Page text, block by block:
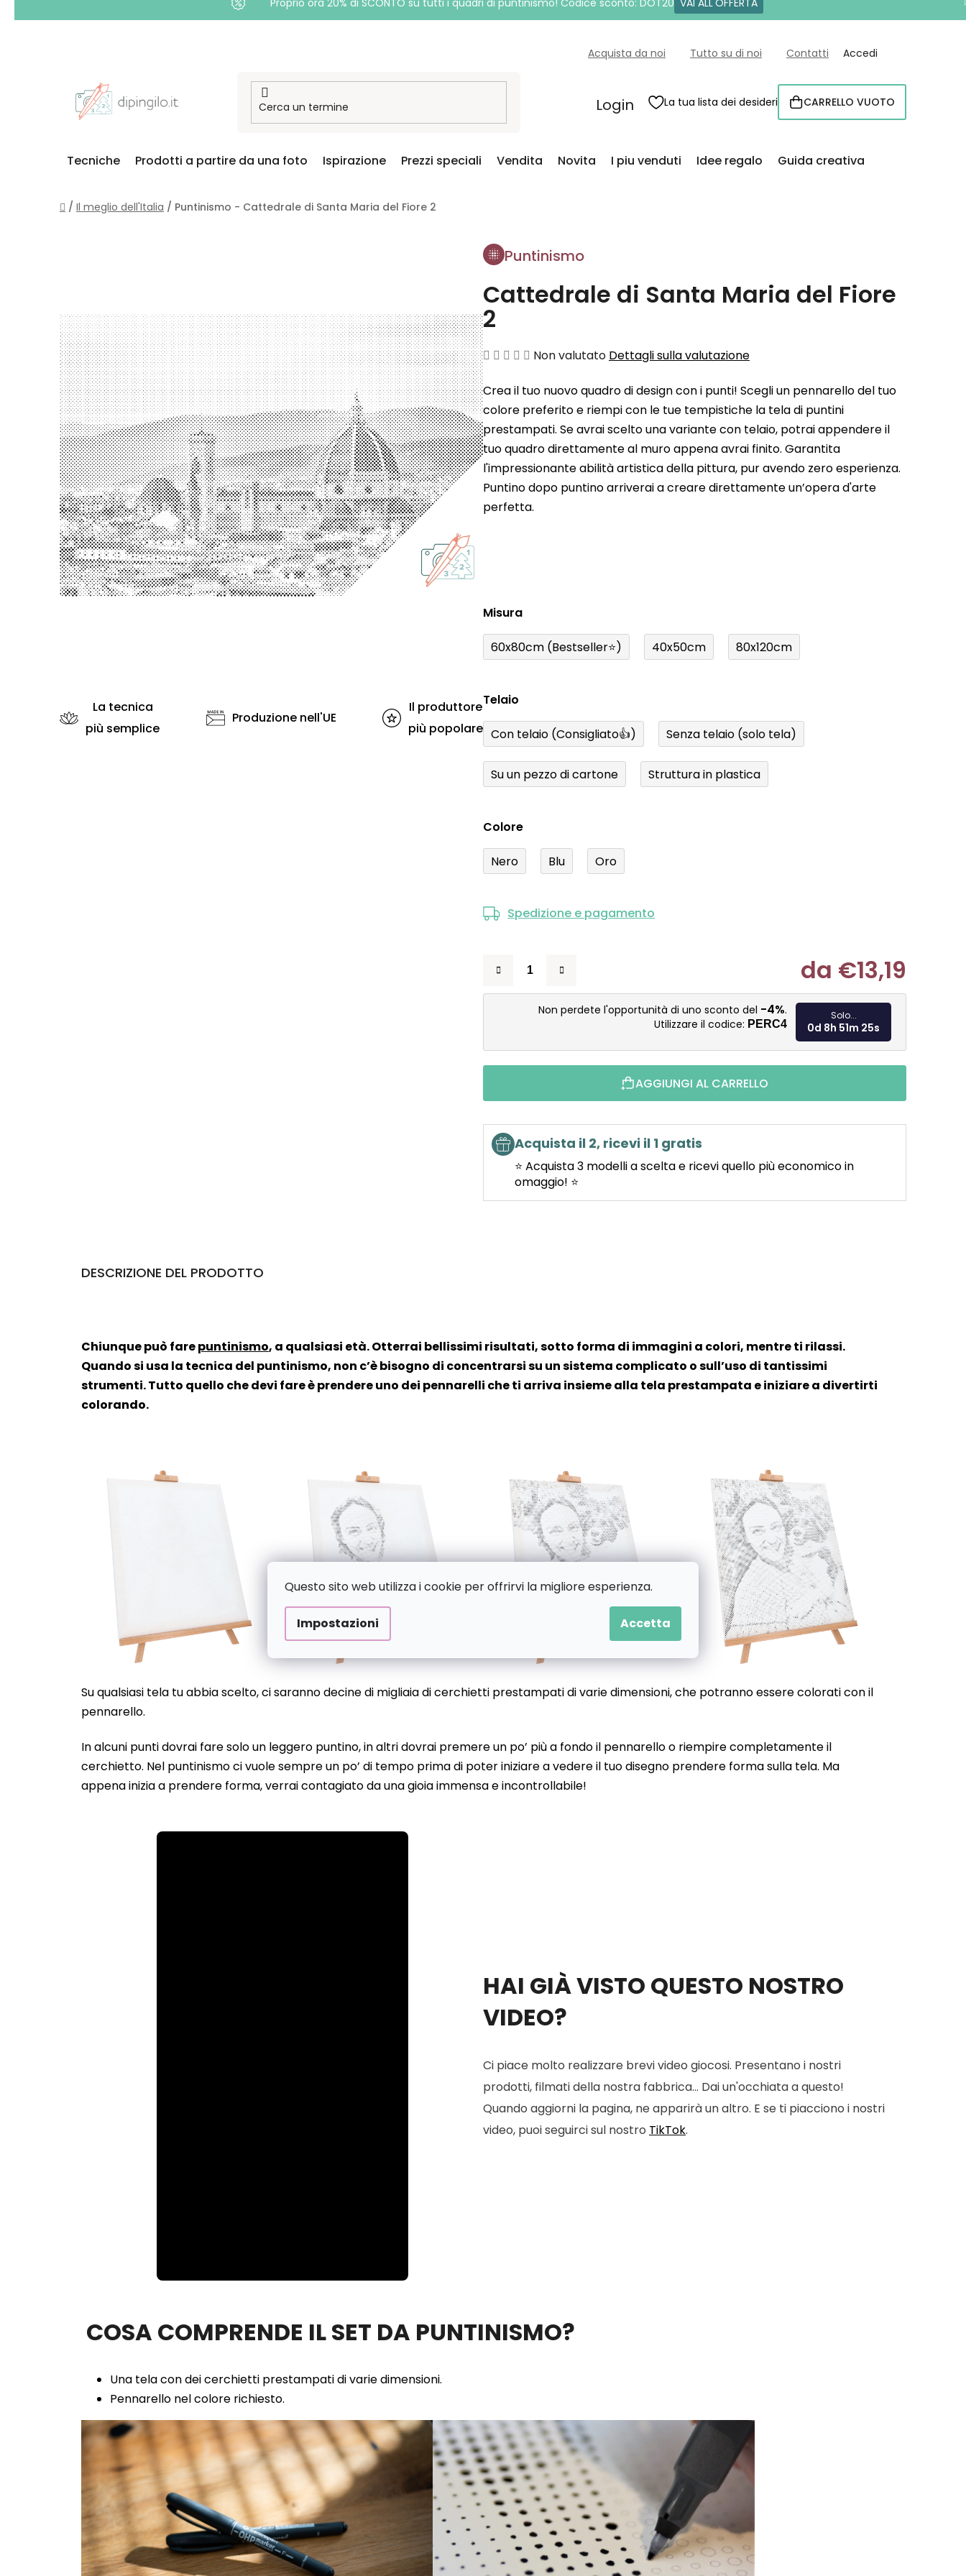
Questo sito web utilizza i cookie per offrirvi la migliore esperienza.
Impostazioni Accetta
Proprio ora 20% di SCONTO su tutti i quadri di puntinismo! Codice sconto: DOT20 VAI ALL'OFFERTA
Acquista da noi Tutto su di noi Contatti Accedi
Login La tua lista dei desideri CARRELLO
CARRELLO VUOTO
Tecniche Prodotti a partire da una foto Ispirazione Prezzi speciali Vendita Novita I piu venduti Idee regalo Guida creativa
Casa
/ Il meglio dell'Italia / Puntinismo - Cattedrale di Santa Maria del Fiore 2
Puntinismo
Cattedrale di Santa Maria del Fiore
2
La
media
del
prodotto
è
0,0
su
5
Non valutato Dettagli sulla valutazione
Crea il tuo nuovo quadro di design con i punti! Scegli un pennarello del tuo
colore preferito e riempi con le tue tempistiche la tela di puntini
prestampati. Se avrai scelto una variante con telaio, potrai appendere il
tuo quadro direttamente al muro appena avrai finito. Garantita
l'impressionante abilità artistica della pittura, pur avendo zero esperienza.
Puntino dopo puntino arriverai a creare direttamente un’opera d'arte
perfetta.
Misura
60x80cm (Bestseller⭐) 40x50cm 80x120cm
Telaio
Con telaio (Consigliato👍) Senza telaio (solo tela)
Su un pezzo di cartone Struttura in plastica
Colore
Nero Blu Oro
Spedizione e pagamento
da €13,19
Misura
Non perdete l'opportunità di uno sconto del -4%.
Utilizzare il codice: PERC4
Solo...
0d 8h 51m 23s
AGGIUNGI AL CARRELLO
Acquista il 2, ricevi il 1 gratis
⭐ Acquista 3 modelli a scelta e ricevi quello più economico in
omaggio! ⭐
La tecnica
più semplice
Produzione nell'UE
Il produttore
più popolare
DESCRIZIONE DEL PRODOTTO
Chiunque può farepuntinismo, a qualsiasi età. Otterrai bellissimi risultati, sotto forma di immagini a colori, mentre ti rilassi.
Quando si usa la tecnica del puntinismo, non c’è bisogno di concentrarsi su un sistema complicato o sull’uso di tantissimi
strumenti. Tutto quello che devi fare è prendere uno dei pennarelli che ti arriva insieme alla tela prestampata e iniziare a divertirti
colorando.
Su qualsiasi tela tu abbia scelto, ci saranno decine di migliaia di cerchietti prestampati di varie dimensioni, che potranno essere colorati con il
pennarello.
In alcuni punti dovrai fare solo un leggero puntino, in altri dovrai premere un po’ più a fondo il pennarello o riempire completamente il
cerchietto. Nel puntinismo ci vuole sempre un po’ di tempo prima di poter iniziare a vedere il tuo disegno prendere forma sulla tela. Ma
appena inizia a prendere forma, verrai contagiato da una gioia immensa e incontrollabile!
100.00%
HAI GIÀ VISTO QUESTO NOSTRO
VIDEO?
Ci piace molto realizzare brevi video giocosi. Presentano i nostri
prodotti, filmati della nostra fabbrica... Dai un'occhiata a questo!
Quando aggiorni la pagina, ne apparirà un altro. E se ti piacciono i nostri
video, puoi seguirci sul nostro TikTok.
COSA COMPRENDE IL SET DA PUNTINISMO?
Una tela con dei cerchietti prestampati di varie dimensioni.
Pennarello nel colore richiesto.